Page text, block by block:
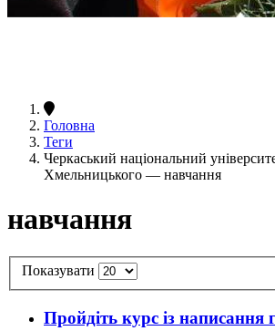
Головна
Теги
Черкаський національний
Хмельницького — навчання
навчання
Показувати
Пройдіть курс із написання